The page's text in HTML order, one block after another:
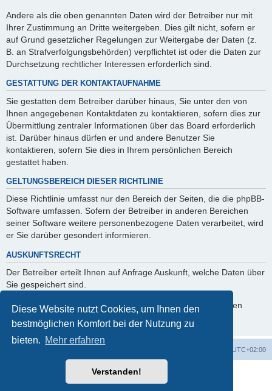
Diese Website nutzt Cookies, um Ihnen den
bestmöglichen Komfort bei der Nutzung zu
bieten. Mehr erfahren
Verstanden!
Andere als die oben genannten Daten wird der Betreiber nur mit
Ihrer Zustimmung an Dritte weitergeben. Dies gilt nicht, sofern er
auf Grund gesetzlicher Regelungen zur Weitergabe der Daten (z.
B. an Strafverfolgungsbehörden) verpflichtet ist oder die Daten zur
Durchsetzung rechtlicher Interessen erforderlich sind.
GESTATTUNG DER KONTAKTAUFNAHME
Sie gestatten dem Betreiber darüber hinaus, Sie unter den von
Ihnen angegebenen Kontaktdaten zu kontaktieren, sofern dies zur
Übermittlung zentraler Informationen über das Board erforderlich
ist. Darüber hinaus dürfen er und andere Benutzer Sie
kontaktieren, sofern Sie dies in Ihrem persönlichen Bereich
gestattet haben.
GELTUNGSBEREICH DIESER RICHTLINIE
Diese Richtlinie umfasst nur den Bereich der Seiten, die die phpBB-
Software umfassen. Sofern der Betreiber in anderen Bereichen
seiner Software weitere personenbezogene Daten verarbeitet, wird
er Sie darüber gesondert informieren.
AUSKUNFTSRECHT
Der Betreiber erteilt Ihnen auf Anfrage Auskunft, welche Daten über
Sie gespeichert sind.
Sie können jederzeit die Löschung bzw. Sperrung Ihrer Daten
verlangen. Kontaktieren Sie hierzu bitte den Betreiber.
UTC+02:00
Powered byphpBB® Forum Software © phpBB Limited
phpBB.de